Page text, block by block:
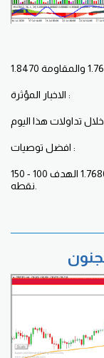
الاخبار المؤثرة :
افضل توصيات :
شراء مع التصحيح الهابط من 1.7790 الوقف 1.7680 الهدف 100 - 150